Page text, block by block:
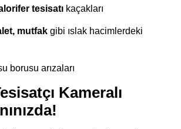
tesisatı kaçakları
mutfak gibi ıslak hacimlerdeki
borusu arızaları
Kameralı